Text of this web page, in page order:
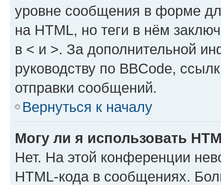
уровне сообщения в форме
на HTML, но теги в нём
в < и >. За дополнительной
руководству по BBCode,
отправки сообщений.
Вернуться к началу
Могу ли я использовать
Нет. На этой конференции
HTML-кода в сообщениях.